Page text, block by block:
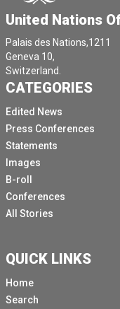
United Nations
Palais des Nations,1211
Geneva 10,
Switzerland.
CATEGORIES
Edited News
Press Conferences
Statements
Images
B-roll
Conferences
All Stories
QUICK LINKS
Home
Search